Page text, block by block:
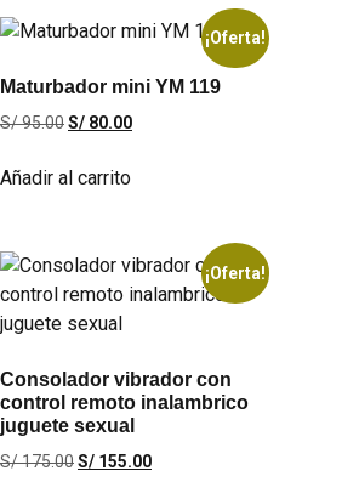
¡Oferta!
Maturbador mini YM 119
S/95.00S/ 80.00
Añadir al carrito
¡Oferta!
Consolador vibrador con
control remoto inalambrico
juguete sexual
S/175.00S/ 155.00